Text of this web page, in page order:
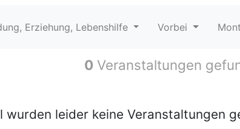
Erziehung, Lebenshilfe Vorbei
0 Veranstaltungen
wurden leider keine Veranstaltungen